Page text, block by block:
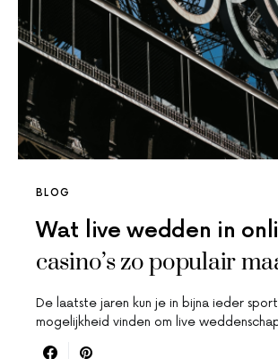
BLOG
Wat live wedden in
casino’s zo populair
De laatste jaren kun je in bijna ieder
mogelijkheid vinden om live